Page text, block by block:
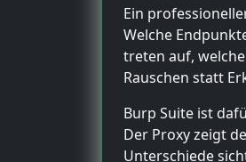
Ein
Welche
treten auf,
Rauschen statt
Burp Suite ist
Der Proxy zeigt
Unterschiede